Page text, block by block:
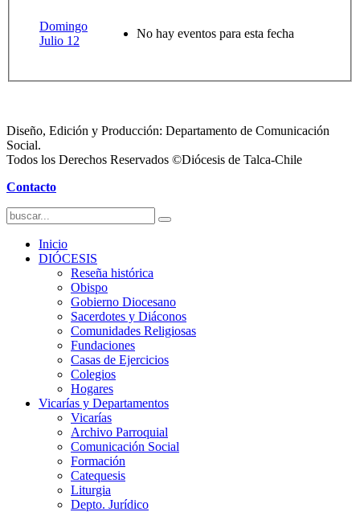
Domingo
Julio 12
No hay eventos para esta fecha
Diseño, Edición y Producción: Departamento de Comunicación
Social.
Todos los Derechos Reservados ©Diócesis de Talca-Chile
Contacto
Inicio
DIÓCESIS
Reseña histórica
Obispo
Gobierno Diocesano
Sacerdotes y Diáconos
Comunidades Religiosas
Fundaciones
Casas de Ejercicios
Colegios
Hogares
Vicarías y Departamentos
Vicarías
Archivo Parroquial
Comunicación Social
Formación
Catequesis
Liturgia
Depto. Jurídico